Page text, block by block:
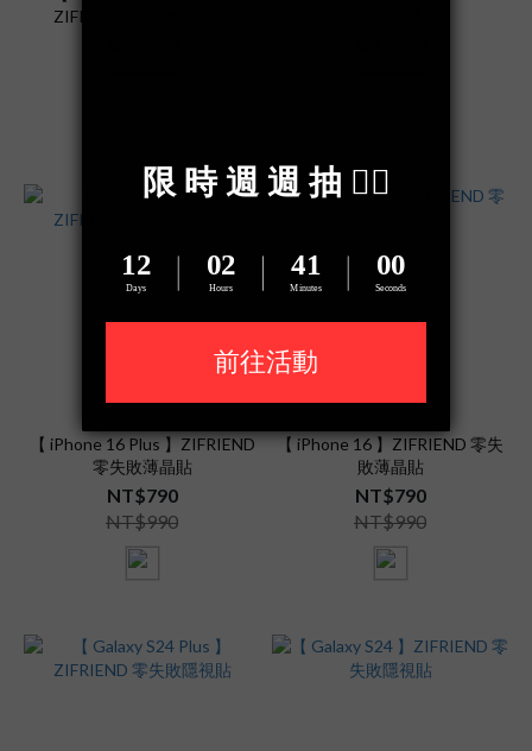
ZIFRIEND 零失敗薄晶貼
【 iPhone 16 Plus 】ZIFRIEND
零失敗薄晶貼
NT$790
NT$990
【 iPhone 16 】ZIFRIEND 零失
敗薄晶貼
NT$790
NT$990